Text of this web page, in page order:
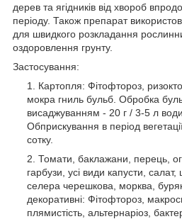
дерев та ягідників від хвороб
періоду. Також препарат
для швидкого розкладання
оздоровлення грунту.
Застосування:
Картопля: Фітофтороз,
мокра гниль бульб. Обробка
висаджуванням - 20 г / 3-5 л води
Обприскування в період
сотку.
Томати, баклажани, перець,
гарбузи, усі види капусти,
селера черешкова, морква, буряк,
декоративні: Фітофтороз,
плямистість, альтернаріоз,